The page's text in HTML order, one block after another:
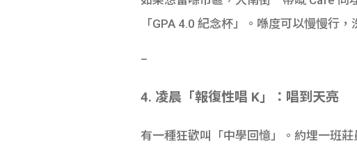
「GPA 4.0 紀念杯」。喺度可以慢慢行
–
4. 凌晨「報復性唱 K」：唱到天亮
有一種狂歡叫「中學回憶」。約埋一班